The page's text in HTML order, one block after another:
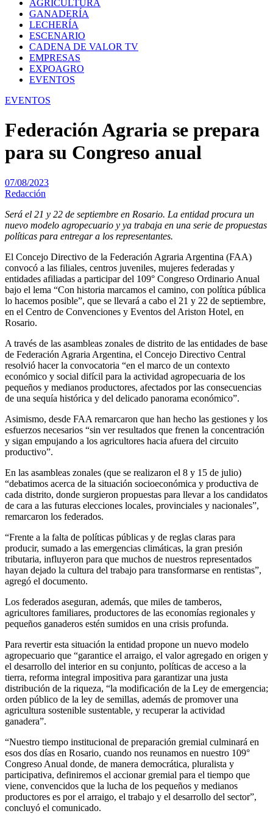
AGRICULTURA
GANADERÍA
LECHERÍA
ESCENARIO
CADENA DE VALOR TV
EMPRESAS
EXPOAGRO
EVENTOS
EVENTOS
Federación Agraria se prepara
para su Congreso anual
07/08/2023
Redacción
Será el 21 y 22 de septiembre en Rosario. La entidad procura un
nuevo modelo agropecuario y ya trabaja en una serie de propuestas
políticas para entregar a los representantes.
El Concejo Directivo de la Federación Agraria Argentina (FAA)
convocó a las filiales, centros juveniles, mujeres federadas y
entidades afiliadas a participar del 109° Congreso Ordinario Anual
bajo el lema “Con historia marcamos el camino, con política pública
lo hacemos posible”, que se llevará a cabo el 21 y 22 de septiembre,
en el Centro de Convenciones y Eventos del Ariston Hotel, en
Rosario.
A través de las asambleas zonales de distrito de las entidades de base
de Federación Agraria Argentina, el Concejo Directivo Central
resolvió hacer la convocatoria “en el marco de un contexto
económico y social difícil para la actividad agropecuaria de los
pequeños y medianos productores, afectados por las consecuencias
de una sequía histórica y del delicado panorama económico”.
Asimismo, desde FAA remarcaron que han hecho las gestiones y los
esfuerzos necesarios “sin ver resultados que frenen la concentración
y sigan empujando a los agricultores hacia afuera del circuito
productivo”.
En las asambleas zonales (que se realizaron el 8 y 15 de julio)
“debatimos acerca de la situación socioeconómica y productiva de
cada distrito, donde surgieron propuestas para llevar a los candidatos
de cara a las futuras elecciones locales, provinciales y nacionales”,
remarcaron los federados.
“Frente a la falta de políticas públicas y de reglas claras para
producir, sumado a las emergencias climáticas, la gran presión
tributaria, influyeron para que muchos de nuestros representados
hayan dejado la cultura del trabajo para transformarse en rentistas”,
agregó el documento.
Los federados aseguran, además, que miles de tamberos,
agricultores familiares, productores de las economías regionales y
pequeños ganaderos estén sumidos en una crisis profunda.
Para revertir esta situación la entidad propone un nuevo modelo
agropecuario que “garantice el arraigo, el valor agregado en origen y
el desarrollo del interior en su conjunto, políticas de acceso a la
tierra, reforma integral impositiva para garantizar una justa
distribución de la riqueza, “la modificación de la Ley de emergencia;
orden público de la ley de semillas, además de promover una
agricultura sostenible sustentable, y recuperar la actividad
ganadera”.
“Nuestro tiempo institucional de preparación gremial culminará en
esos dos días en Rosario, cuando nos reunamos en nuestro 109°
Congreso Anual donde, de manera democrática, pluralista y
participativa, definiremos el accionar gremial para el tiempo que
viene, convencidos que la lucha de los pequeños y medianos
productores es por el arraigo, el trabajo y el desarrollo del sector”,
concluyó el comunicado.